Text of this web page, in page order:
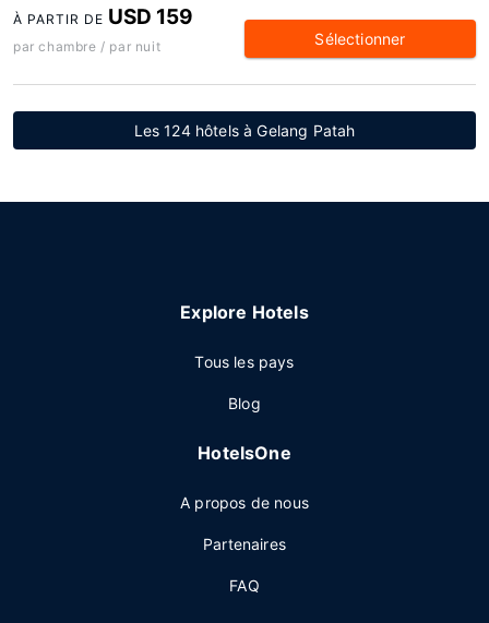
À PARTIR DE USD 159
par chambre / par nuit Sélectionner
Les 124 hôtels à Gelang Patah
Explore Hotels
Tous les pays
Blog
HotelsOne
A propos de nous
Partenaires
FAQ